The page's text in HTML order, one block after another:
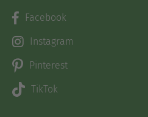
Facebook
Instagram
Pinterest
TikTok